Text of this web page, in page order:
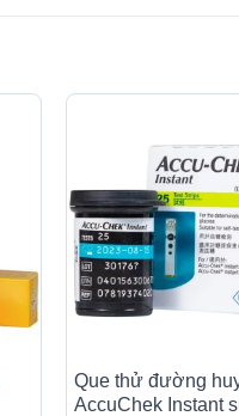
Que thử đường
AccuChek Instant